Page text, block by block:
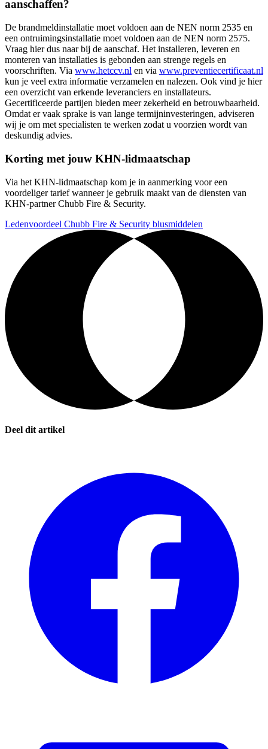
aanschaffen?
De brandmeldinstallatie moet voldoen aan de NEN norm 2535 en
een ontruimingsinstallatie moet voldoen aan de NEN norm 2575.
Vraag hier dus naar bij de aanschaf. Het installeren, leveren en
monteren van installaties is gebonden aan strenge regels en
voorschriften. Via www.hetccv.nl en via www.preventiecertificaat.nl
kun je veel extra informatie verzamelen en nalezen. Ook vind je hier
een overzicht van erkende leveranciers en installateurs.
Gecertificeerde partijen bieden meer zekerheid en betrouwbaarheid.
Omdat er vaak sprake is van lange termijninvesteringen, adviseren
wij je om met specialisten te werken zodat u voorzien wordt van
deskundig advies.
Korting met jouw KHN-lidmaatschap
Via het KHN-lidmaatschap kom je in aanmerking voor een
voordeliger tarief wanneer je gebruik maakt van de diensten van
KHN-partner Chubb Fire & Security.
Ledenvoordeel Chubb Fire & Security blusmiddelen
Deel dit artikel